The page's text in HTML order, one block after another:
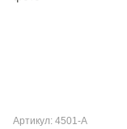
Артикул: 4501-A